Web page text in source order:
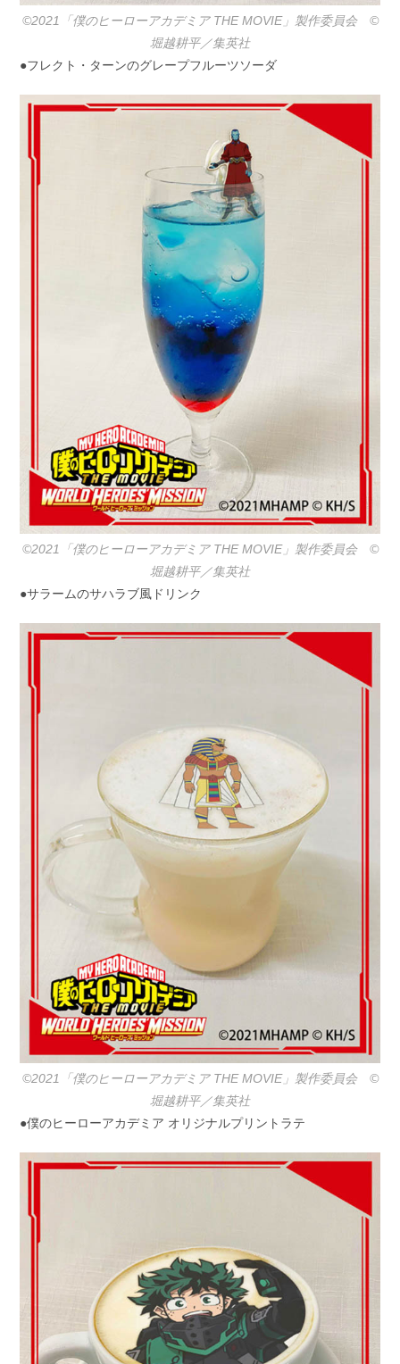
©2021「僕のヒーローアカデミア THE MOVIE」製作委員会 ©️
堀越耕平／集英社
●フレクト・ターンのグレープフルーツソーダ
©2021「僕のヒーローアカデミア THE MOVIE」製作委員会 ©️
堀越耕平／集英社
●サラームのサハラブ風ドリンク
©2021「僕のヒーローアカデミア THE MOVIE」製作委員会 ©️
堀越耕平／集英社
●僕のヒーローアカデミア オリジナルプリントラテ